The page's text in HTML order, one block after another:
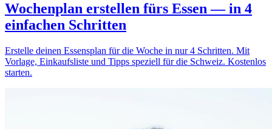
Wochenplan erstellen fürs Essen — in 4
einfachen Schritten
Erstelle deinen Essensplan für die Woche in nur 4 Schritten. Mit
Vorlage, Einkaufsliste und Tipps speziell für die Schweiz. Kostenlos
starten.